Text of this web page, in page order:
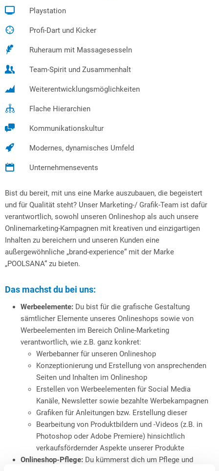
Playstation
Profi-Dart und Kicker
Ruheraum mit Massagesesseln
Team-Spirit und Zusammenhalt
Weiterentwicklungsmöglichkeiten
Flache Hierarchien
Kommunikationskultur
Modernes, dynamisches Umfeld
Unternehmensevents
Bist du bereit, mit uns eine Marke auszubauen, die begeistert
und für Qualität steht? Unser Marketing-/ Grafik-Team ist dafür
verantwortlich, sowohl unseren Onlineshop als auch unsere
Onlinemarketing-Kampagnen mit kreativen und einzigartigen
Inhalten zu bereichern und unseren Kunden eine
außergewöhnliche „brand-experience“ mit der Marke
„POOLSANA“ zu bieten.
Das machst du bei uns:
Werbeelemente: Du bist für die grafische Gestaltung
sämtlicher Elemente unseres Onlineshops sowie von
Werbeelementen im Bereich Online-Marketing
verantwortlich, wie z.B. ganz konkret:
Werbebanner für unseren Onlineshop
Konzeptionierung und Erstellung von ansprechenden
Seiten und Inhalten im Onlineshop
Erstellen von Werbeelementen für Social Media
Kanäle, Newsletter sowie bezahlte Werbekampagnen
Grafiken für Anleitungen bzw. Erstellung dieser
Bearbeitung von Produktbildern und -Videos (z.B. in
Photoshop oder Adobe Premiere) hinsichtlich
verkaufsfördernder Aspekte unserer Produkte
Onlineshop-Pflege: Du kümmerst dich um Pflege und